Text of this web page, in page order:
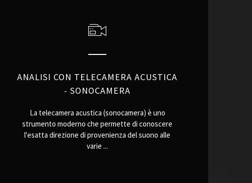
ANALISI CON TELECAMERA ACUSTICA
- SONOCAMERA
La telecamera acustica (sonocamera) è uno
strumento moderno che permette di conoscere
l'esatta direzione di provenienza del suono alle
varie ...